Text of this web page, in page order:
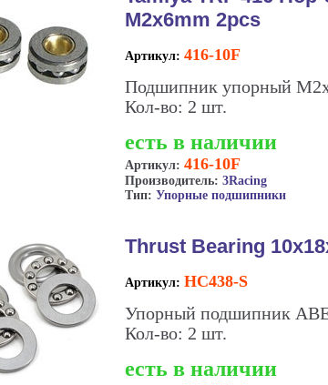
M2x6mm 2pcs
Артикул: 416-10F
Подшипник упорный
Кол-во: 2 шт.
есть в наличии
Артикул: 416-10F
Производитель: 3Racing
Тип: Упорные подшипники
Thrust Bearing
Артикул: HC438-S
Упорный подшипник
Кол-во: 2 шт.
есть в наличии